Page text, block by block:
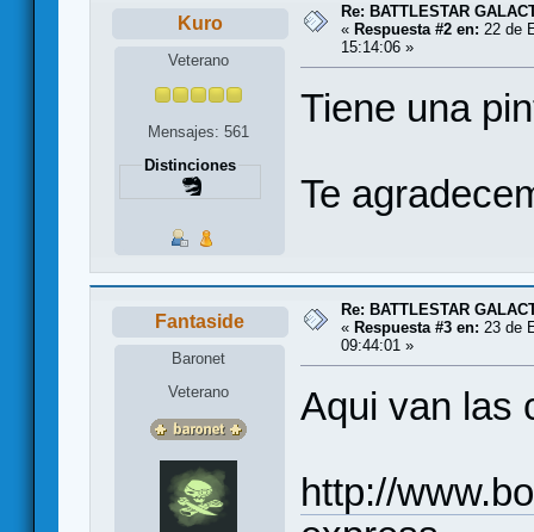
Kuro
Veterano
Mensajes: 561
Distinciones
Re: BATTLESTAR
« Respuesta #2 en: 22 de
15:14:06 »
Tiene una
Te
Fantaside
Baronet
Veterano
Re: BATTLESTAR
« Respuesta #3 en: 23 de
09:44:01 »
Aqui van las
http://